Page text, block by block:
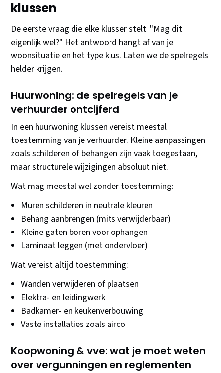
klussen
De eerste vraag die elke klusser stelt: "Mag dit
eigenlijk wel?" Het antwoord hangt af van je
woonsituatie en het type klus. Laten we de spelregels
helder krijgen.
Huurwoning: de spelregels van je
verhuurder ontcijferd
In een huurwoning klussen vereist meestal
toestemming van je verhuurder. Kleine aanpassingen
zoals schilderen of behangen zijn vaak toegestaan,
maar structurele wijzigingen absoluut niet.
Wat mag meestal wel zonder toestemming:
Muren schilderen in neutrale kleuren
Behang aanbrengen (mits verwijderbaar)
Kleine gaten boren voor ophangen
Laminaat leggen (met ondervloer)
Wat vereist altijd toestemming:
Wanden verwijderen of plaatsen
Elektra- en leidingwerk
Badkamer- en keukenverbouwing
Vaste installaties zoals airco
Koopwoning & vve: wat je moet weten
over vergunningen en reglementen